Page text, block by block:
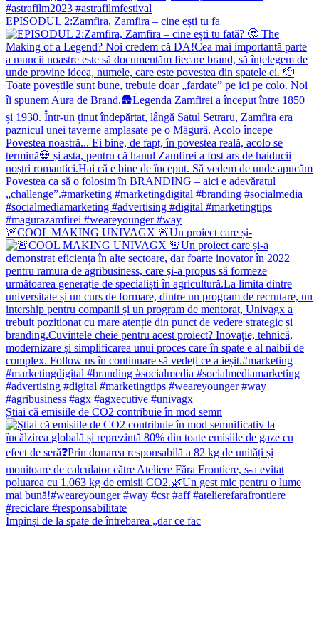
EPISODUL 2:Zamfira, Zamfira – cine ești tu fa
🚨COOL MAKING UNIVAGX 🚨Un proiect care și-
Știai că emisiile de CO2 contribuie în mod semn
Împinși de la spate de întrebarea „dar ce fac